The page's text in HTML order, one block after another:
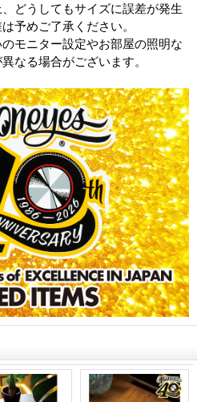
どうしてもサイズに誤差が発生
予めご了承ください。
モニター設定やお部屋の照明な
なる場合がございます。